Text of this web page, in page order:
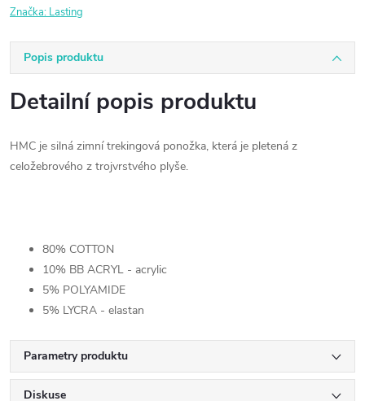
Značka: Lasting
Popis produktu
Detailní popis produktu
HMC je silná zimní trekingová ponožka, která je pletená z
celožebrového z trojvrstvého plyše.
80% COTTON
10% BB ACRYL - acrylic
5% POLYAMIDE
5% LYCRA - elastan
Parametry produktu
Diskuse